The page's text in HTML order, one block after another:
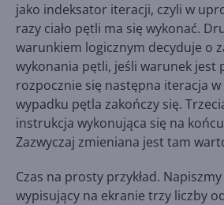
jako indeksator iteracji, czyli w
razy ciało pętli ma się wykonać.
warunkiem logicznym decyduje o
wykonania pętli, jeśli warunek jest
rozpocznie się następna iteracja
wypadku pętla zakończy się.
instrukcja wykonująca się na
Zazwyczaj zmieniana jest tam
Czas na prosty przykład.
wypisujący na ekranie trzy liczby